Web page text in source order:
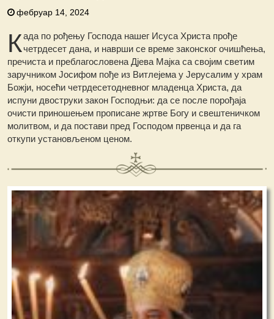
фебруар 14, 2024
Када пo рођењу Господа нашег Исуса Христа прође
четрдесет дана, и наврши се време законског очишћења,
пречиста и преблагословена Дјева Мајка са својим светим
заручником Јосифом пође из Витлејема у Јерусалим у храм
Божји, носећи четрдесетодневног младенца Христа, да
испуни двоструки закон Господњи: да се после порођаја
очисти приношењем прописане жртве Богу и свештеничком
молитвом, и да постави пред Господом првенца и да га
откупи установљеном ценом.